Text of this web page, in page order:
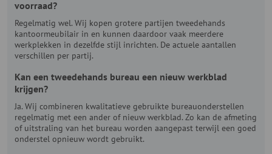
voorraad?
Regelmatig wel. Wij kopen grotere partijen tweedehands
kantoormeubilair in en kunnen daardoor vaak meerdere
werkplekken in dezelfde stijl inrichten. De actuele aantallen
verschillen per partij.
Kan een tweedehands bureau een nieuw werkblad
krijgen?
Ja. Wij combineren kwalitatieve gebruikte bureauonderstellen
regelmatig met een ander of nieuw werkblad. Zo kan de afmeting
of uitstraling van het bureau worden aangepast terwijl een goed
onderstel opnieuw wordt gebruikt.